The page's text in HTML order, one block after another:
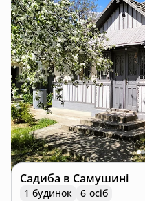
Садиба в Самушині
1 будинок
6 осіб